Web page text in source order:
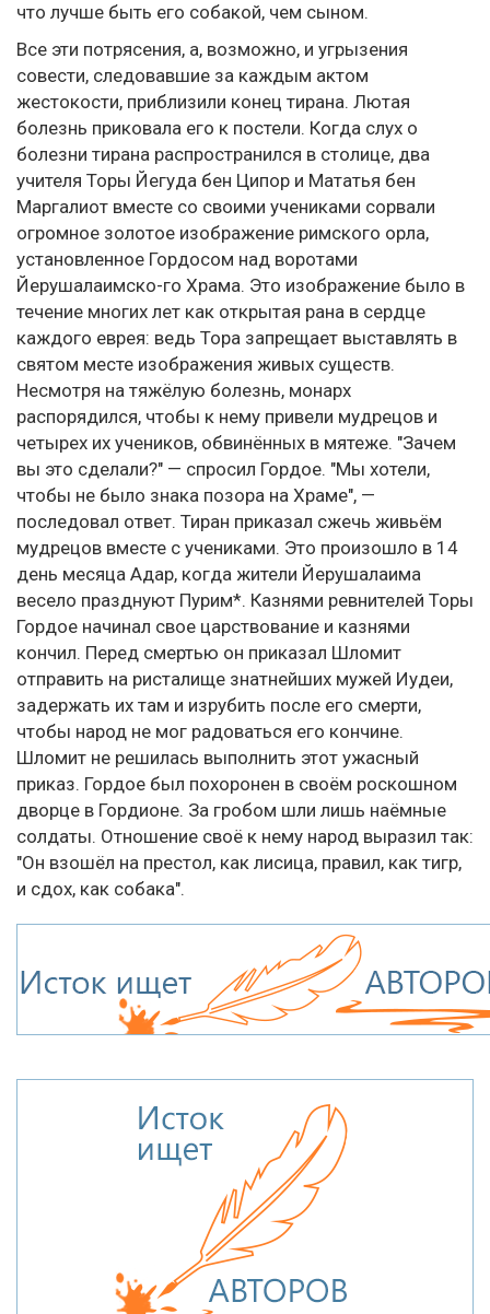
что лучше быть его собакой, чем сыном.
Все эти потрясения, а, возможно, и угрызения
совести, следовавшие за каждым актом
жестокости, приблизили конец тирана. Лютая
болезнь приковала его к постели. Когда слух о
болезни тирана распространился в столице, два
учителя Торы Йегуда бен Ципор и Мататья бен
Маргалиот вместе со своими учениками сорвали
огромное золотое изображение римского орла,
установленное Гордосом над воротами
Йерушалаимско-го Храма. Это изображение было в
течение многих лет как открытая рана в сердце
каждого еврея: ведь Тора запрещает выставлять в
святом месте изображения живых существ.
Несмотря на тяжёлую болезнь, монарх
распорядился, чтобы к нему привели мудрецов и
четырех их учеников, обвинённых в мятеже. "Зачем
вы это сделали?" — спросил Гордое. "Мы хотели,
чтобы не было знака позора на Храме", —
последовал ответ. Тиран приказал сжечь живьём
мудрецов вместе с учениками. Это произошло в 14
день месяца Адар, когда жители Йерушалаима
весело празднуют Пурим*. Казнями ревнителей Торы
Гордое начинал свое царствование и казнями
кончил. Перед смертью он приказал Шломит
отправить на ристалище знатнейших мужей Иудеи,
задержать их там и изрубить после его смерти,
чтобы народ не мог радоваться его кончине.
Шломит не решилась выполнить этот ужасный
приказ. Гордое был похоронен в своём роскошном
дворце в Гордионе. За гробом шли лишь наёмные
солдаты. Отношение своё к нему народ выразил так:
"Он взошёл на престол, как лисица, правил, как тигр,
и сдох, как собака".